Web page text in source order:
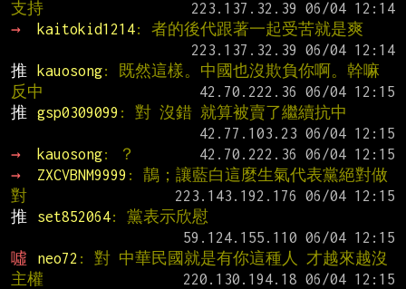
支持
→
kaitokid1214: 者的後代跟著一起受苦就是爽
推
kauosong: 既然這樣。中國也沒欺負你啊。幹嘛
反中
推
gsp0309099 : 對 沒錯 就算被賣了繼續抗中
→
kauosong: ？
→
ZXCVBNM9999 : 鶄；讓藍白這麼生氣代表黨絕對做
對
推
set852064: 黨表示欣慰
噓
neo72 : 對 中華民國就是有你這種人 才越來越沒
主權